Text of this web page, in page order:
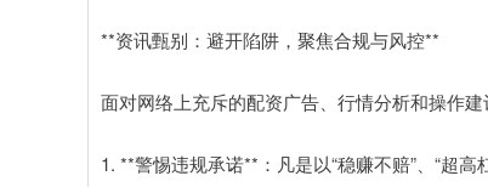
**资讯甄别：避开陷阱，聚焦合规与风控**
面对网络上充斥的配资广告、行情分析和操作建
1. **警惕违规承诺**：凡是以“稳赚不赔”、“超